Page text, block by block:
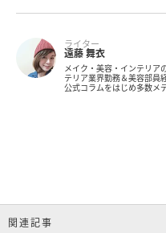
ライター
遠藤 舞衣
メイク・美容・インテリア
テリア業界勤務＆美容部員
公式コラムをはじめ多数メ
関連記事